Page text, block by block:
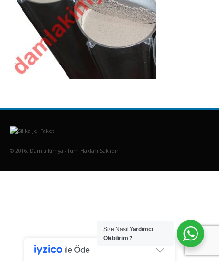
© 2016. Damla Kimya - Tüm Hakları Saklıdır
Size NasılYardımcı
Olabilirim ?